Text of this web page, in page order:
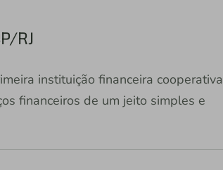
RJ
instituição financeira cooperativa
financeiros de um jeito simples e